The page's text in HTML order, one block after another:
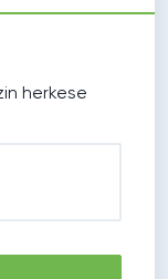
herkese